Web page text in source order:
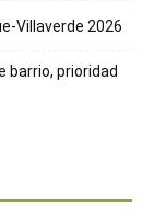
Villaverde 2026
barrio, prioridad